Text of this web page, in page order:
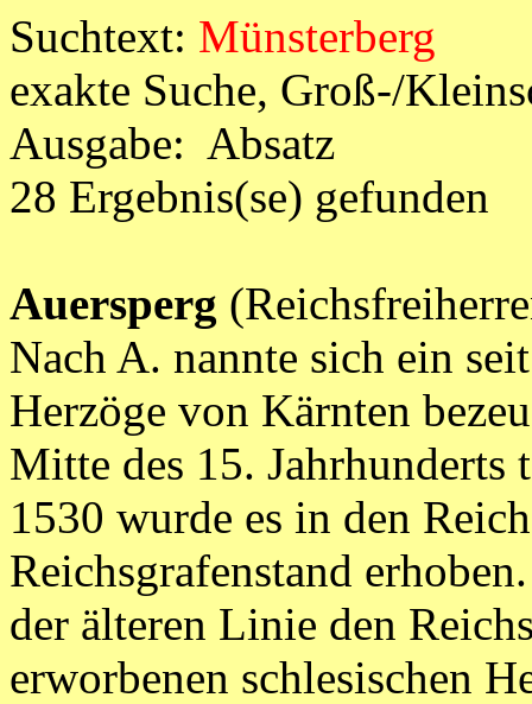
Suchtext: Münsterberg
exakte Suche, Groß-/
Ausgabe: Absatz
28 Ergebnis(se) gefunden
Auersperg
Nach A. nannte sich ein
Herzöge von Kärnten
Mitte des 15.
1530 wurde es in den
Reichsgrafenstand
der älteren Linie den
erworbenen schlesischen